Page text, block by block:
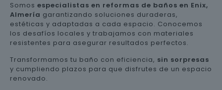
Somos especialistas en reformas de baños en Enix,
Almería garantizando soluciones duraderas,
estéticas y adaptadas a cada espacio. Conocemos
los desafíos locales y trabajamos con materiales
resistentes para asegurar resultados perfectos.
Transformamos tu baño con eficiencia, sin sorpresas
y cumpliendo plazos para que disfrutes de un espacio
renovado.